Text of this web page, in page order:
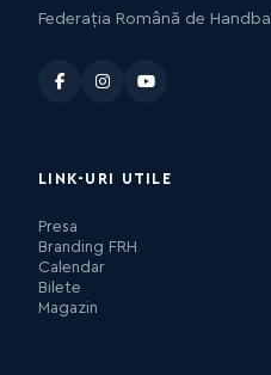
Federația Română de Handbal
LINK-URI UTILE
Presa
Branding FRH
Calendar
Bilete
Magazin